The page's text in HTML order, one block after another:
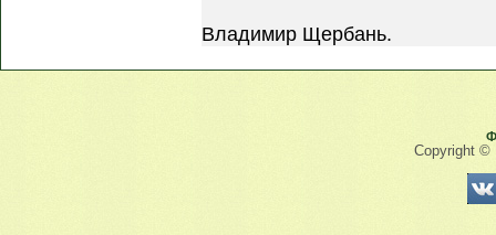
Владимир Щербань.
Copyright ©